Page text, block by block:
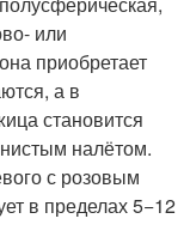
или
приобретает
а в
становится
налётом.
с розовым
в пределах 5−12